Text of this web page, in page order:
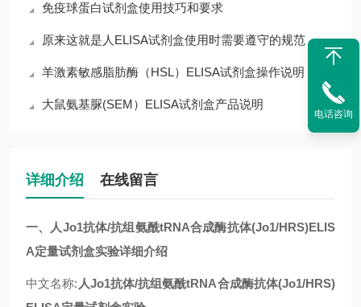
免疫球蛋白试剂盒使用技巧和要求
原来这就是人ELISA试剂盒使用时需要遵守的规范
羊激素敏感脂肪酶（HSL）ELISA试剂盒操作说明
大鼠氨基脲(SEM）ELISA试剂盒产品说明
详细介绍 在线留言
一、人Jo1抗体/抗组氨酰tRNA合成酶抗体(Jo1/HRS)ELIS
A定量试剂盒实验详细介绍
中文名称: 人Jo1抗体/抗组氨酰tRNA合成酶抗体(Jo1/HRS)
电话咨询